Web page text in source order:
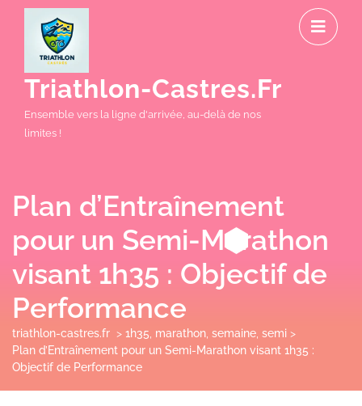
Triathlon-Castres.fr
Ensemble vers la ligne d'arrivée, au-delà de nos
limites !
Plan d’Entraînement
pour un Semi-Marathon
visant 1h35 : Objectif de
Performance
triathlon-castres.fr > 1h35 marathon semaine semi >
Plan d’Entraînement pour un Semi-Marathon visant 1h35 :
Objectif de Performance